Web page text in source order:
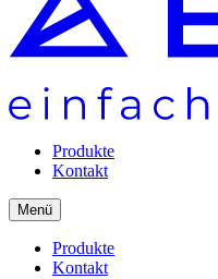
Produkte
Kontakt
Menü
Produkte
Kontakt